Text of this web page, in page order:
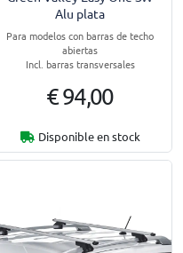
Alu plata
Para modelos con barras de techo
abiertas
Incl. barras transversales
€ 94,00
Disponible en stock